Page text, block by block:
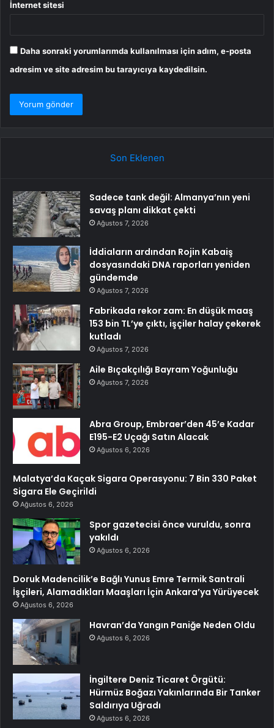
İnternet sitesi
Daha sonraki yorumlarımda kullanılması için adım, e-posta
adresim ve site adresim bu tarayıcıya kaydedilsin.
Son Eklenen
Sadece tank değil: Almanya’nın yeni
savaş planı dikkat çekti
Ağustos 7, 2026
İddiaların ardından Rojin Kabaiş
dosyasındaki DNA raporları yeniden
gündemde
Ağustos 7, 2026
Fabrikada rekor zam: En düşük maaş
153 bin TL’ye çıktı, işçiler halay çekerek
kutladı
Ağustos 7, 2026
Aile Bıçakçılığı Bayram Yoğunluğu
Ağustos 7, 2026
Abra Group, Embraer’den 45’e Kadar
E195-E2 Uçağı Satın Alacak
Ağustos 6, 2026
Malatya’da Kaçak Sigara Operasyonu: 7 Bin 330 Paket
Sigara Ele Geçirildi
Ağustos 6, 2026
Spor gazetecisi önce vuruldu, sonra
yakıldı
Ağustos 6, 2026
Doruk Madencilik’e Bağlı Yunus Emre Termik Santrali
İşçileri, Alamadıkları Maaşları İçin Ankara’ya Yürüyecek
Ağustos 6, 2026
Havran’da Yangın Paniğe Neden Oldu
Ağustos 6, 2026
İngiltere Deniz Ticaret Örgütü:
Hürmüz Boğazı Yakınlarında Bir Tanker
Saldırıya Uğradı
Ağustos 6, 2026